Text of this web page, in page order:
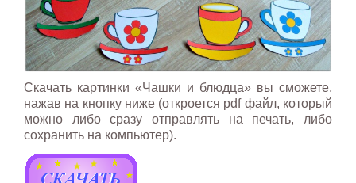
Скачать картинки «Чашки и блюдца» вы сможете,
нажав на кнопку ниже (откроется pdf файл, который
можно либо сразу отправлять на печать, либо
сохранить на компьютер).